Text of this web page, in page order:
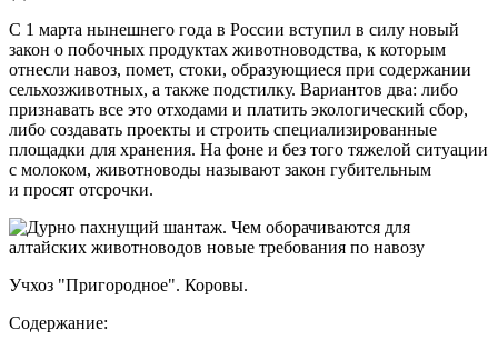
С 1 марта нынешнего года в России вступил в силу новый
закон о побочных продуктах животноводства, к которым
отнесли навоз, помет, стоки, образующиеся при содержании
сельхозживотных, а также подстилку. Вариантов два: либо
признавать все это отходами и платить экологический сбор,
либо создавать проекты и строить специализированные
площадки для хранения. На фоне и без того тяжелой ситуации
с молоком, животноводы называют закон губительным
и просят отсрочки.
Учхоз "Пригородное". Коровы.
Содержание: